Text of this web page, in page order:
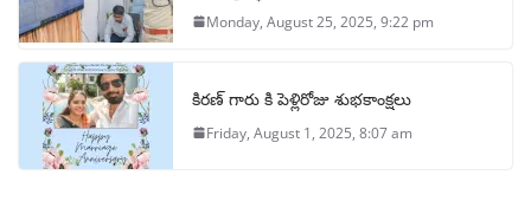
Monday, August 25, 2025, 9:22 pm
కిరణ్ గారు కి పెళ్లిరోజు శుభకాంక్షలు
Friday, August 1, 2025, 8:07 am